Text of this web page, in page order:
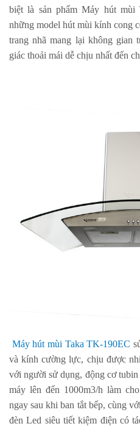
biệt là sản phẩm Máy hút mùi
những model hút mùi kính cong
trang nhã mang lại không gian
giác thoải mái dễ chịu nhất đến
Máy hút mùi Taka TK-190EC
và kính cường lực, chịu được
với người sử dụng, động cơ
máy lên đến 1000m3/h làm
ngay sau khi ban tắt bếp, cùng
đèn Led siêu tiết kiệm điện có